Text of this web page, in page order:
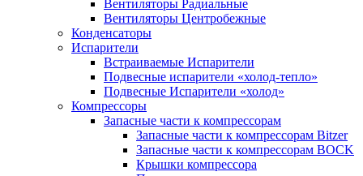
Вентиляторы Радиальные
Вентиляторы Центробежные
Конденсаторы
Испарители
Встраиваемые Испарители
Подвесные испарители «холод-тепло»
Подвесные Испарители «холод»
Компрессоры
Запасные части к компрессорам
Запасные части к компрессорам Bitzer
Запасные части к компрессорам BOCK
Крышки компрессора